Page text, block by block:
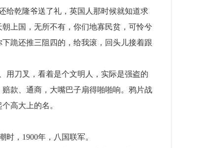
乾隆爷送了礼，英国人那时候就知道求
上国，无所不有，你们地寡民贫，可怜兮
跪还推三阻四的，给我滚，回头儿接着跟
刀叉，看着是个文明人，实际是强盗的
款、通商，大嘴巴子扇得啪啪响。鸦片战
高大上的名。
，1900年，八国联军。